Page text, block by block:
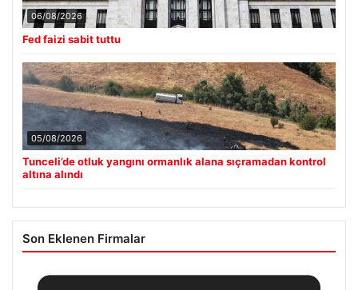
05/08/2026
Tunceli’de otluk yangını ormanlık alana sıçramadan kontrol
altına alındı
Son Eklenen Firmalar